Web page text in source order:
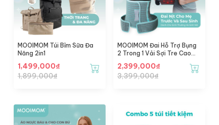
MOOIMOM Túi Bỉm Sữa Đa
Năng 2in1
1,499,000₫
1,899,000₫
MOOIMOM Đai Hỗ Trợ Bụng
2 Trong 1 Vải Sợi Tre Cao
2,399,000₫
3,399,000₫